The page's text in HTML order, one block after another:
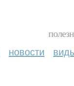
новости